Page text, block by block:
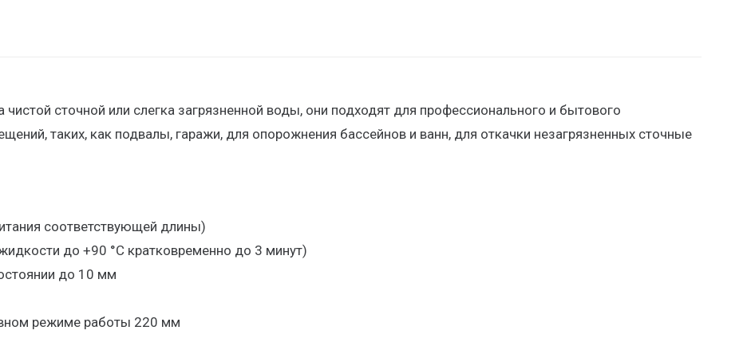
сточной или слегка загрязненной воды, они подходят для профессионального и бытового
таких, как подвалы, гаражи, для опорожнения бассейнов и ванн, для откачки незагрязненных сточные
соответствующей длины)
до +90 °C кратковременно до 3 минут)
до 10 мм
режиме работы 220 мм